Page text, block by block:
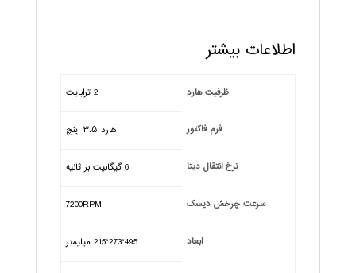
اطلاعات بیشتر
ظرفیت هارد 2 ترابایت
فرم فاکتور هارد ۳.۵ اینچ
نرخ انتقال دیتا 6 گیگابیت بر ثانیه
سرعت چرخش دیسک 7200RPM
ابعاد 495*273*215 میلیمتر